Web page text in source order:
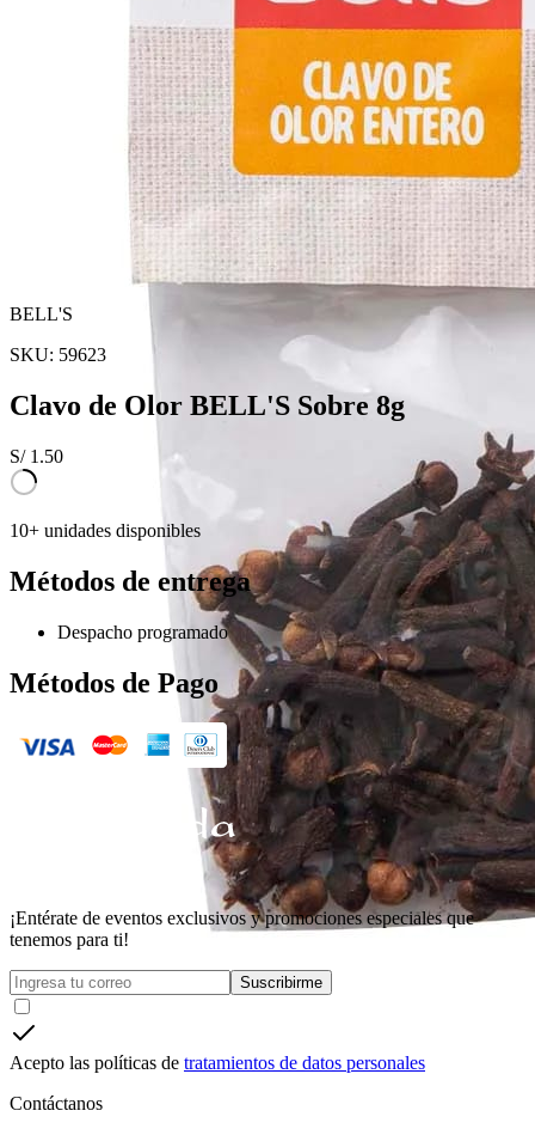
BELL'S
SKU: 59623
Clavo de Olor BELL'S Sobre 8g
S/ 1.50
10+ unidades disponibles
Métodos de entrega
Despacho programado
Métodos de Pago
¡Entérate de eventos exclusivos y promociones especiales que
tenemos para ti!
Suscribirme
Acepto las políticas de tratamientos de datos personales
Contáctanos